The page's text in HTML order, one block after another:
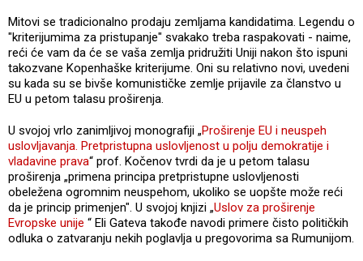
Mitovi se tradicionalno prodaju zemljama kandidatima. Legendu o
"kriterijumima za pristupanje" svakako treba raspakovati - naime,
reći će vam da će se vaša zemlja pridružiti Uniji nakon što ispuni
takozvane Kopenhaške kriterijume. Oni su relativno novi, uvedeni
su kada su se bivše komunističke zemlje prijavile za članstvo u
EU u petom talasu proširenja.
U svojoj vrlo zanimljivoj monografiji „Proširenje EU i neuspeh
uslovljavanja. Pretpristupna uslovljenost u polju demokratije i
vladavine prava“ prof. Kočenov tvrdi da je u petom talasu
proširenja „primena principa pretpristupne uslovljenosti
obeležena ogromnim neuspehom, ukoliko se uopšte može reći
da je princip primenjen". U svojoj knjizi „Uslov za proširenje
Evropske unije “ Eli Gateva takođe navodi primere čisto političkih
odluka o zatvaranju nekih poglavlja u pregovorima sa Rumunijom.